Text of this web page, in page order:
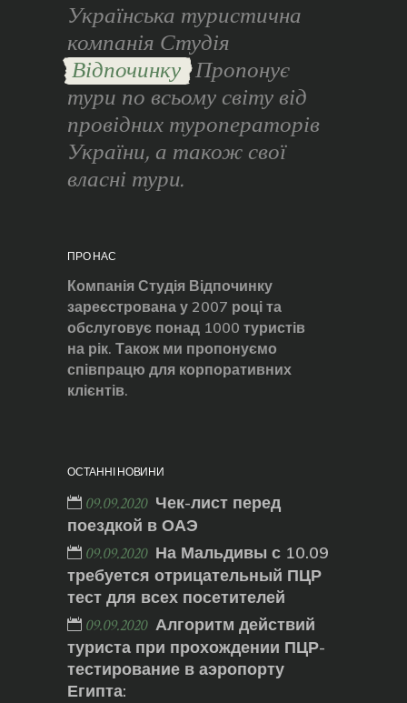
Українська туристична
компанія Студія
Відпочинку Пропонує
тури по всьому світу від
провідних туроператорів
України, а також свої
власні тури.
ПРО НАС
Компанія Студія Відпочинку
зареєстрована у 2007 році та
обслуговує понад 1000 туристів
на рік. Також ми пропонуємо
співпрацю для корпоративних
клієнтів.
ОСТАННІ НОВИНИ
09.09.2020 Чек-лист перед
поездкой в ОАЭ
09.09.2020 На Мальдивы с 10.09
требуется отрицательный ПЦР
тест для всех посетителей
09.09.2020 Алгоритм действий
туриста при прохождении ПЦР-
тестирование в аэропорту
Египта: